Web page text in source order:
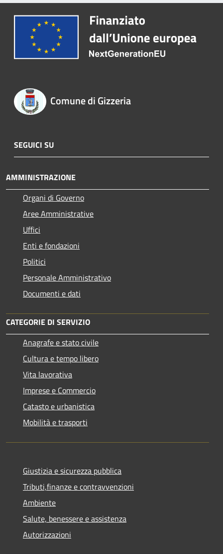
Comune di Gizzeria
SEGUICI SU
AMMINISTRAZIONE
Organi di Governo
Aree Amministrative
Uffici
Enti e fondazioni
Politici
Personale Amministrativo
Documenti e dati
CATEGORIE DI SERVIZIO
Anagrafe e stato civile
Cultura e tempo libero
Vita lavorativa
Imprese e Commercio
Catasto e urbanistica
Mobilità e trasporti
Giustizia e sicurezza pubblica
Tributi,finanze e contravvenzioni
Ambiente
Salute, benessere e assistenza
Autorizzazioni